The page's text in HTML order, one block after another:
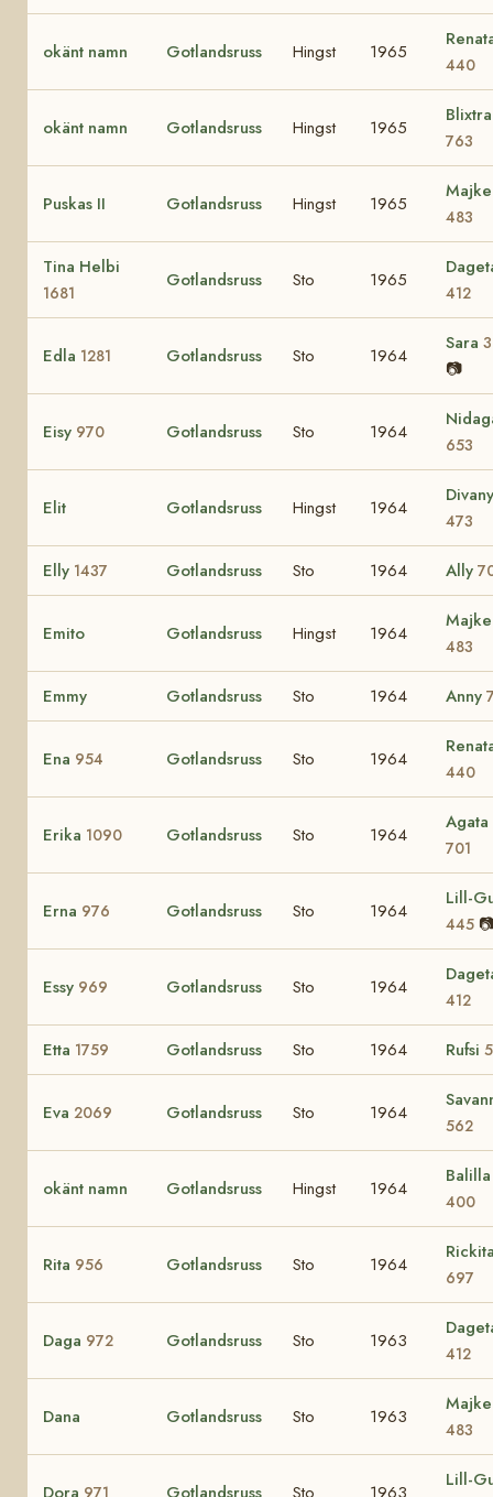
okänt namn Gotlandsruss Hingst 1965
440
okänt namn Gotlandsruss Hingst 1965
Blixtra
763
Puskas II Gotlandsruss Hingst 1965
483
Tina Helbi
1681
Gotlandsruss Sto 1965
412
Edla 1281 Gotlandsruss Sto 1964
Sara
📷
Eisy 970 Gotlandsruss Sto 1964
653
Elit Gotlandsruss Hingst 1964
Divany
473
Elly 1437 Gotlandsruss Sto 1964 Ally
Emito Gotlandsruss Hingst 1964
483
Emmy Gotlandsruss Sto 1964 Anny
Ena 954 Gotlandsruss Sto 1964
440
Erika 1090 Gotlandsruss Sto 1964
Agata
701
Erna 976 Gotlandsruss Sto 1964
Lill-
445
Essy 969 Gotlandsruss Sto 1964
412
Etta 1759 Gotlandsruss Sto 1964 Rufsi
Eva 2069 Gotlandsruss Sto 1964
562
okänt namn Gotlandsruss Hingst 1964
400
Rita 956 Gotlandsruss Sto 1964
697
Daga 972 Gotlandsruss Sto 1963
412
Dana Gotlandsruss Sto 1963
483
Dora 971 Gotlandsruss Sto 1963
Lill-